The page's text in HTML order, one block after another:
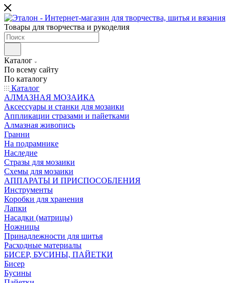
Товары для творчества и рукоделия
Каталог
По всему сайту
По каталогу
Каталог
АЛМАЗНАЯ МОЗАИКА
Аксессуары и станки для мозаики
Аппликации стразами и пайетками
Алмазная живопись
Гранни
На подрамнике
Наследие
Стразы для мозаики
Схемы для мозаики
АППАРАТЫ И ПРИСПОСОБЛЕНИЯ
Инструменты
Коробки для хранения
Лапки
Насадки (матрицы)
Ножницы
Принадлежности для шитья
Расходные материалы
БИСЕР, БУСИНЫ, ПАЙЕТКИ
Бисер
Бусины